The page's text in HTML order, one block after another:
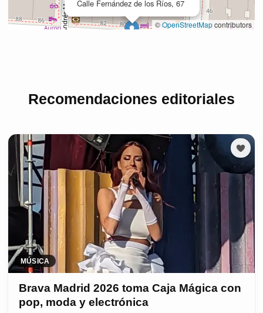
Recomendaciones editoriales
MÚSICA
Brava Madrid 2026 toma Caja Mágica con
pop, moda y electrónica